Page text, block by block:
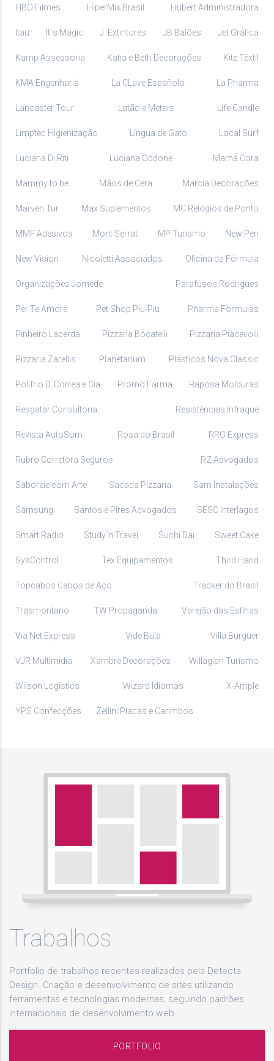
HBO Filmes HiperMix Brasil Hubert Administradora
Itaú It´s Magic J. Extintores JB Balões Jet Gráfica
Kamp Assessoria Katia e Beth Decorações Kite Têxtil
KMA Engenharia La CLave Española La Pharma
Lancaster Tour Latão e Metais Life Candle
Limptec Higienização Língua de Gato Local Surf
Luciana Di Riti Luciana Oddone Mama Cora
Mammy to be Mãos de Cera Marcia Decorações
Marven Tur Max Suplementos MC Relógios de Ponto
MMF Adesivos Mont Serrat MP Turismo New Pen
New Vision Nicoletti Associados Oficina da Fórmula
Organizações Jomede Parafusos Rodrigues
Per Te Amore Pet Shop Piu-Piu Pharma Fórmulas
Pinheiro Lacerda Pizzaria Bocatelli Pizzaria Piacevolli
Pizzaria Zarellis Planetarium Plásticos Nova Classic
Polifrio D. Correa e Cia Promo Farma Raposa Molduras
Resgatar Consultoria Resistências Infraque
Revista AutoSom Rosa do Brasil RRG Express
Rubro Corretora Seguros RZ Advogados
Saboreie com Arte Sacada Pizzaria Sam Instalações
Samsung Santos e Pires Advogados SESC Interlagos
Smart Radio Study´n Travel Suchi Dai Sweet Cake
SysControl Tex Equipamentos Third Hand
Topcabos Cabos de Aço Tracker do Brasil
Trasmontano TW Propaganda Varejão das Esfihas
Via Net Express Vide Bula Villa Burguer
VJR Multimídia Xambre Decorações Willagian Turismo
Wilson Logistics Wizard Idiomas X-Ample
YPS Confecções Zellini Placas e Carimbos
Trabalhos
Portfolio de trabalhos recentes realizados pela Detecta
Design. Criação e desenvolvimento de sites utilizando
ferramentas e tecnologias modernas, seguindo padrões
internacionais de desenvolvimento web.
PORTFOLIO